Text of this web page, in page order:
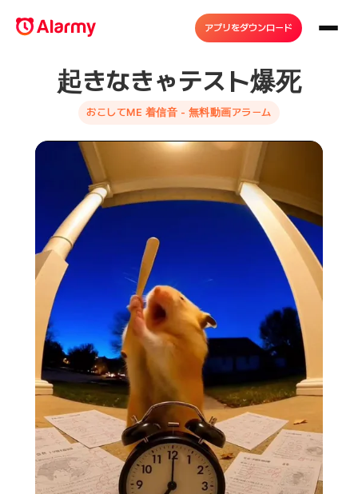
アプリをダウンロード
起きなきゃテスト爆死
おこしてME 着信音 - 無料動画アラーム